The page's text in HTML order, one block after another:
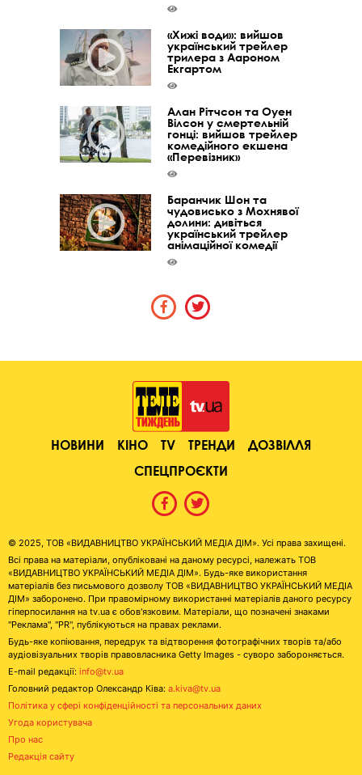
«Хижі води»: вийшов
український трейлер
трилера з Аароном
Екгартом
Алан Рітчсон та Оуен
Вілсон у смертельній
гонці: вийшов трейлер
комедійного екшена
«Перевізник»
Баранчик Шон та
чудовисько з Мохнявої
долини: дивіться
український трейлер
анімаційної комедії
НОВИНИ КІНО TV ТРЕНДИ
ДОЗВІЛЛЯ
СПЕЦПРОЄКТИ
© 2025, ТОВ «ВИДАВНИЦТВО УКРАЇНСЬКИЙ МЕДІА ДІМ». Усі права захищені.
Всі права на матеріали, опубліковані на даному ресурсі, належать ТОВ
«ВИДАВНИЦТВО УКРАЇНСЬКИЙ МЕДІА ДІМ». Будь-яке використання
матеріалів без письмового дозволу ТОВ «ВИДАВНИЦТВО УКРАЇНСЬКИЙ МЕДІА
ДІМ» заборонено. При правомірному використанні матеріалів даного ресурсу
гіперпосилання на tv.ua є обов'язковим. Матеріали, що позначені знаками
"Реклама", "PR", публікуються на правах реклами.
Будь-яке копіювання, передрук та відтворення фотографічних творів та/або
аудіовізуальних творів правовласника Getty Images - суворо забороняється.
E-mail редакції: info@tv.ua
Головний редактор Олександр Ківа: a.kiva@tv.ua
Політика у сфері конфіденційності та персональних даних
Угода користувача
Про нас
Редакція сайту